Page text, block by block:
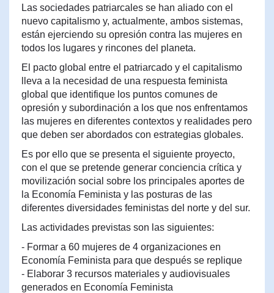
Las sociedades patriarcales se han aliado con el
nuevo capitalismo y, actualmente, ambos sistemas,
están ejerciendo su opresión contra las mujeres en
todos los lugares y rincones del planeta.
El pacto global entre el patriarcado y el capitalismo
lleva a la necesidad de una respuesta feminista
global que identifique los puntos comunes de
opresión y subordinación a los que nos enfrentamos
las mujeres en diferentes contextos y realidades pero
que deben ser abordados con estrategias globales.
Es por ello que se presenta el siguiente proyecto,
con el que se pretende generar conciencia crítica y
movilización social sobre los principales aportes de
la Economía Feminista y las posturas de las
diferentes diversidades feministas del norte y del sur.
Las actividades previstas son las siguientes:
- Formar a 60 mujeres de 4 organizaciones en
Economía Feminista para que después se replique
- Elaborar 3 recursos materiales y audiovisuales
generados en Economía Feminista